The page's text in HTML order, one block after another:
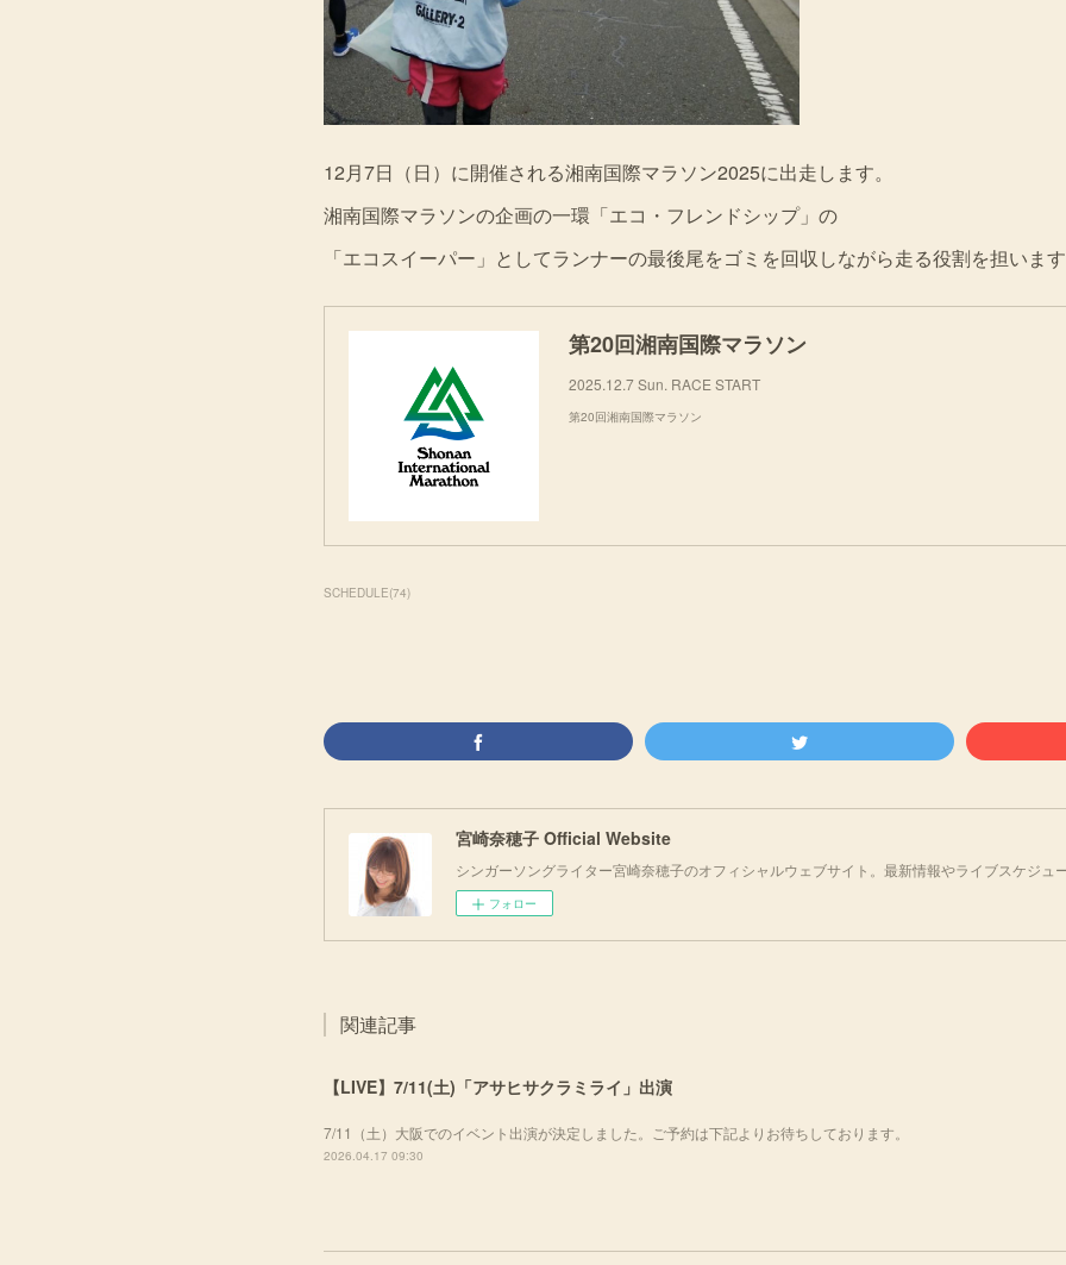
12月7日（日）に開催される湘南国際マラソン2025に出走します。
湘南国際マラソンの企画の一環「エコ・フレンドシップ」の
「エコスイーパー」としてランナーの最後尾をゴミを回収しながら走る役割を担いま
第20回湘南国際マラソン
2025.12.7 Sun. RACE START
第20回湘南国際マラソン
SCHEDULE(74)
宮崎奈穂子 Official Website
シンガーソングライター宮崎奈穂子のオフィシャルウェブサイト。最新情報やライブスケジュ
フォロー
関連記事
【LIVE】7/11(土)「アサヒサクラミライ」出演
7/11（土）大阪でのイベント出演が決定しました。ご予約は下記よりお待ちしております。
2026.04.17 09:30